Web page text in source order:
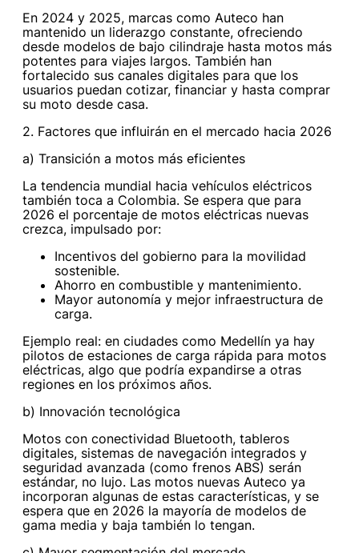
En 2024 y 2025, marcas como Auteco han
mantenido un liderazgo constante, ofreciendo
desde modelos de bajo cilindraje hasta motos más
potentes para viajes largos. También han
fortalecido sus canales digitales para que los
usuarios puedan cotizar, financiar y hasta comprar
su moto desde casa.
2. Factores que influirán en el mercado hacia 2026
a) Transición a motos más eficientes
La tendencia mundial hacia vehículos eléctricos
también toca a Colombia. Se espera que para
2026 el porcentaje de motos eléctricas nuevas
crezca, impulsado por:
Incentivos del gobierno para la movilidad
sostenible.
Ahorro en combustible y mantenimiento.
Mayor autonomía y mejor infraestructura de
carga.
Ejemplo real: en ciudades como Medellín ya hay
pilotos de estaciones de carga rápida para motos
eléctricas, algo que podría expandirse a otras
regiones en los próximos años.
b) Innovación tecnológica
Motos con conectividad Bluetooth, tableros
digitales, sistemas de navegación integrados y
seguridad avanzada (como frenos ABS) serán
estándar, no lujo. Las motos nuevas Auteco ya
incorporan algunas de estas características, y se
espera que en 2026 la mayoría de modelos de
gama media y baja también lo tengan.